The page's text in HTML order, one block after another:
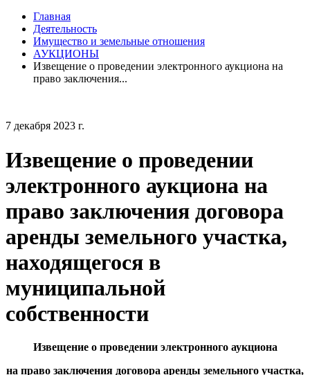
Главная
Деятельность
Имущество и земельные отношения
АУКЦИОНЫ
Извещение о проведении электронного аукциона на
право заключения...
7 декабря 2023 г.
Извещение о проведении
электронного аукциона на
право заключения договора
аренды земельного участка,
находящегося в
муниципальной
собственности
Извещение о проведении электронного аукциона
на право заключения договора аренды земельного участка,